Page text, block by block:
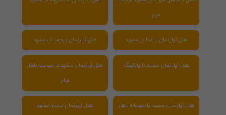
حرم
هتل آپارتمان با غذا در مشهد هتل آپارتمان درجه یک مشهد
هتل آپارتمان مشهد با پارکینگ
هتل آپارتمان مشهد با صبحانه ناهار
شام
هتل آپارتمان مشهد با صبحانه ناهار
هتل آپارتمان نوساز مشهد